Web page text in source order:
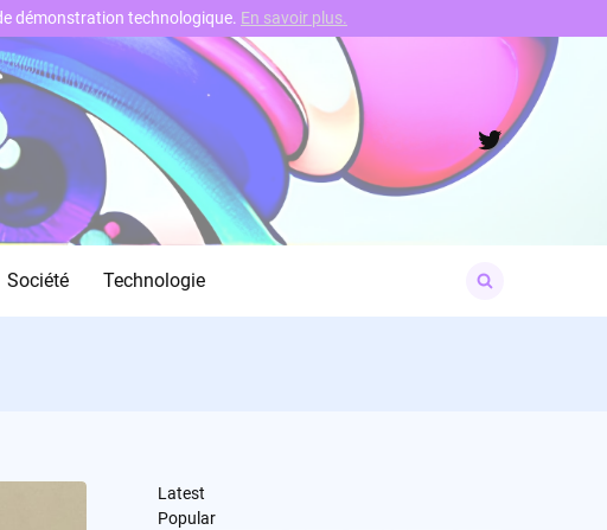
Twitter
Société Technologie
for:
Latest
Popular
démonstration technologique. En savoir plus.